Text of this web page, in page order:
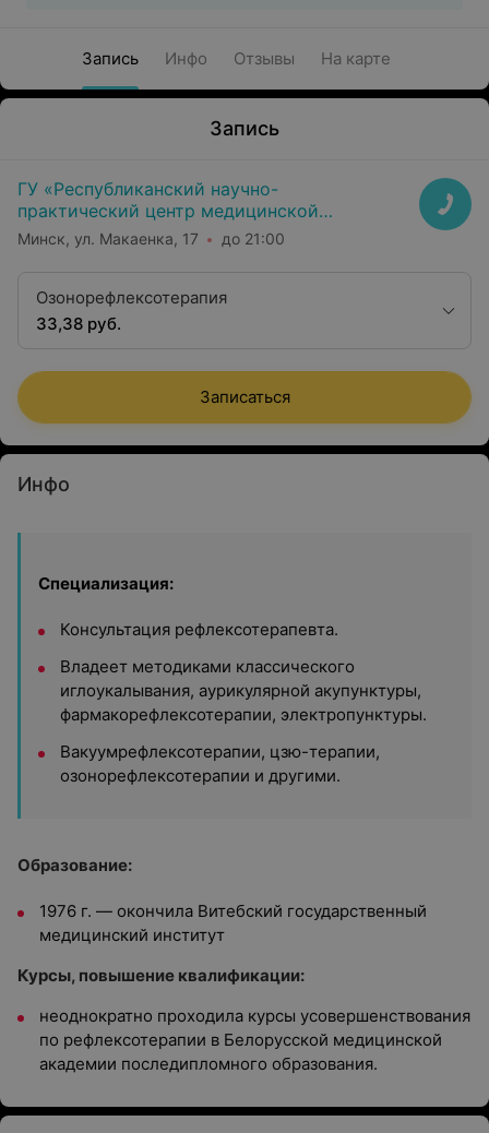
Запись Инфо Отзывы На карте
Запись
ГУ «Республиканский научно-
практический центр медицинской
экспертизы и реабилитаци»
Минск, ул. Макаенка, 17 до 21:00
Озонорефлексотерапия
33,38 руб.
Записаться
Инфо
Специализация:
Консультация рефлексотерапевта.
Владеет методиками классического
иглоукалывания, аурикулярной акупунктуры,
фармакорефлексотерапии, электропунктуры.
Вакуумрефлексотерапии, цзю-терапии,
озонорефлексотерапии и другими.
Образование:
1976 г. — окончила Витебский государственный
медицинский институт
Курсы, повышение квалификации:
неоднократно проходила курсы усовершенствования
по рефлексотерапии в Белорусской медицинской
академии последипломного образования.